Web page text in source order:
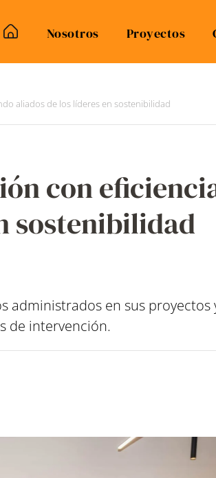
Nosotros Proyectos
aliados de los líderes en sostenibilidad
con
sostenibilidad
administrados en sus
de intervención.